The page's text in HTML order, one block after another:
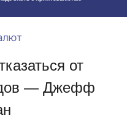
от
— Джефф